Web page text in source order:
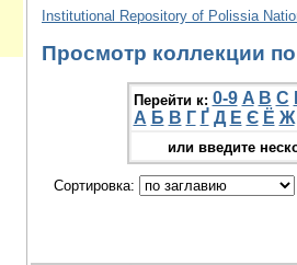
Institutional Repository of Polissia
Просмотр коллекции
Перейти к: 0-9 A B C
А Б В Г Ґ Д Е Є Ё Ж
или введите
Сортировка: